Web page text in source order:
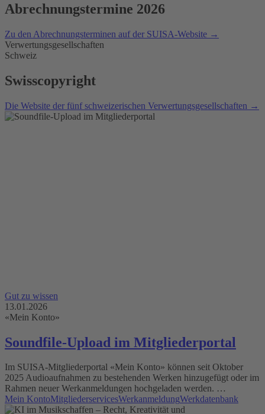
Abrechnungstermine 2026
Zu den Abrechnungsterminen auf der SUISA-Website →
Verwertungsgesellschaften
Schweiz
Swisscopyright
Die Website der fünf schweizerischen Verwertungsgesellschaften →
Gut zu wissen
13.01.2026
«Mein Konto»
Soundfile-Upload im Mitgliederportal
Im SUISA-Mitgliederportal «Mein Konto» können seit Oktober
2025 Audioaufnahmen zu bestehenden Werken hinzugefügt oder im
Rahmen neuer Werkanmeldungen hochgeladen werden. …
Mein KontoMitgliederservicesWerkanmeldungWerkdatenbank